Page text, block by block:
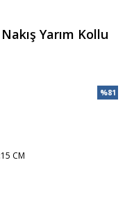
Yarım Kollu
%81
CM